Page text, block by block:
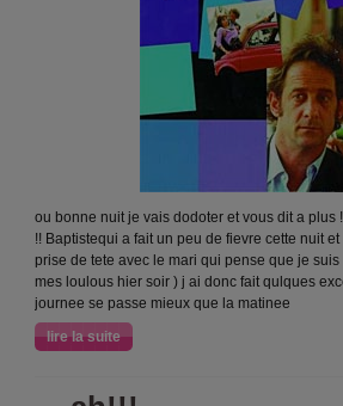
ou bonne nuit je vais dodoter et vous dit a plus
!! Baptistequi a fait un peu de fievre cette nuit
prise de tete avec le mari qui pense que je
mes loulous hier soir ) j ai donc fait qulques
journee se passe mieux que la matinee
lire la suite